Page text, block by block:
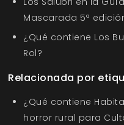
Mascarada 5ª
¿Qué contiene Los
Rol?
Relacionada por
¿Qué contiene
horror rural para